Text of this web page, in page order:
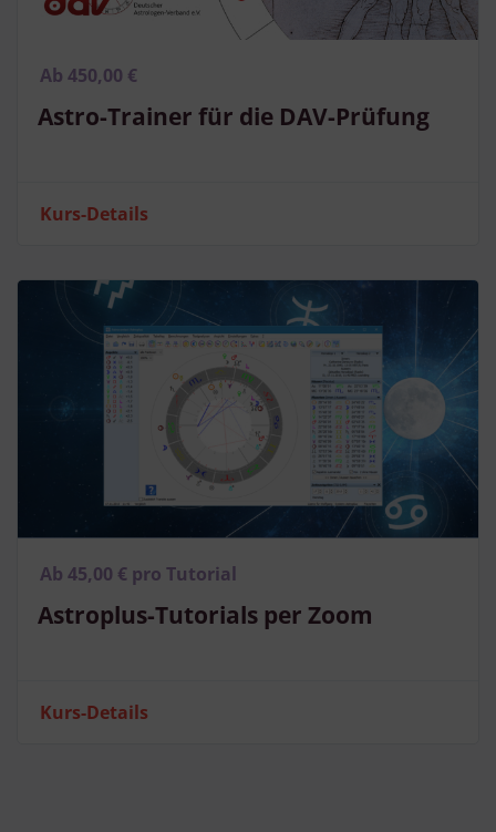
Ab 450,00 €
Astro-Trainer für die DAV-Prüfung
Kurs-Details
Ab 45,00 € pro Tutorial
Astroplus-Tutorials per Zoom
Kurs-Details